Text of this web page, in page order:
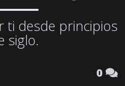
ti desde principios
siglo.
0